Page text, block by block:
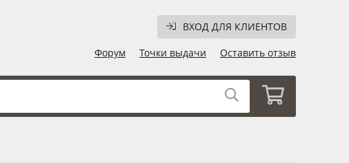
ВХОД ДЛЯ КЛИЕНТОВ
Форум
Точки выдачи Оставить отзыв